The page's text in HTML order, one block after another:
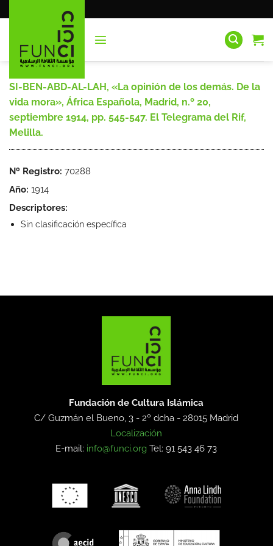
al
SI-BEN-ABD-AL-LAH, «La opinión de los demás. De la
vida mora», África Española, Madrid, n.º 20,
septiembre 1914, pp. 545-547. El Telegrama del Rif,
Melilla.
Nº Registro: 70288
Año: 1914
Descriptores:
Sin clasificación específica
Fundación de Cultura Islámica
C/ Guzmán el Bueno, 3 - 2º dcha -28015 Madrid
Localización
E-mail: info@funci.org Tel: 91 543 46 73